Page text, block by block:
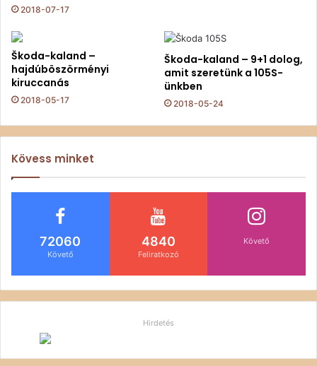
2018-07-17
Škoda-kaland –
hajdúböszörményi
kiruccanás
2018-05-17
Škoda-kaland – 9+1 dolog,
amit szeretünk a 105S-
ünkben
2018-05-24
Kövess minket
72060
Követő
4840
Feliratkozó
Követő
Hirdetés